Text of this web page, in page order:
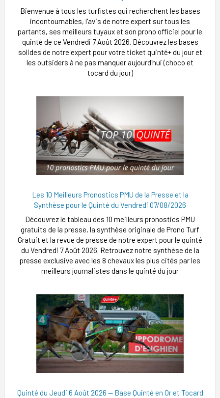
Bienvenue à tous les turfistes qui recherchent les bases
incontournables, l'avis de notre expert sur tous les
partants, ses meilleurs tuyaux et son prono officiel pour le
quinté de ce Vendredi 7 Août 2026. Découvrez les bases
solides de notre expert pour votre ticket quinté+ du jour et
les outsiders à ne pas manquer aujourd'hui (choco et
tocard du jour)
Les 10 Meilleurs Pronostics PMU de la Presse et la
Synthèse pour le Quinté du Vendredi 07/08/2026
Découvrez le tableau des 10 meilleurs pronostics PMU
gratuits de la presse, la synthèse originale de Prono Turf
Gratuit et la revue de presse de notre expert pour le quinté
du Vendredi 7 Août 2026. Retrouvez notre synthèse de la
presse exclusive avec les 8 chevaux les plus cités par les
meilleurs journalistes dans le quinté du jour
Quinté du Jeudi 6 Août 2026 — Base Quinté en Or et Tocard